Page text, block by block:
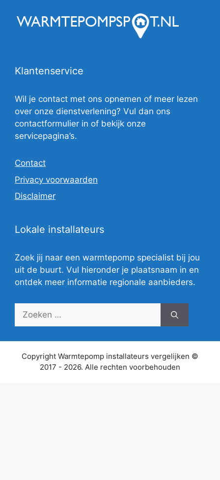
Klantenservice
Wil je contact met ons opnemen of meer lezen
over onze dienstverlening? Vul dan ons
contactformulier in of bekijk onze
servicepagina’s.
Contact
Privacy voorwaarden
Disclaimer
Lokale installateurs
Zoek jij naar een warmtepomp specialist bij jou
uit de buurt. Vul hieronder je plaatsnaam in en
ontdek meer informatie regionale aanbieders.
Zoek
Copyright Warmtepomp installateurs vergelijken ©
2017 - 2026. Alle rechten voorbehouden